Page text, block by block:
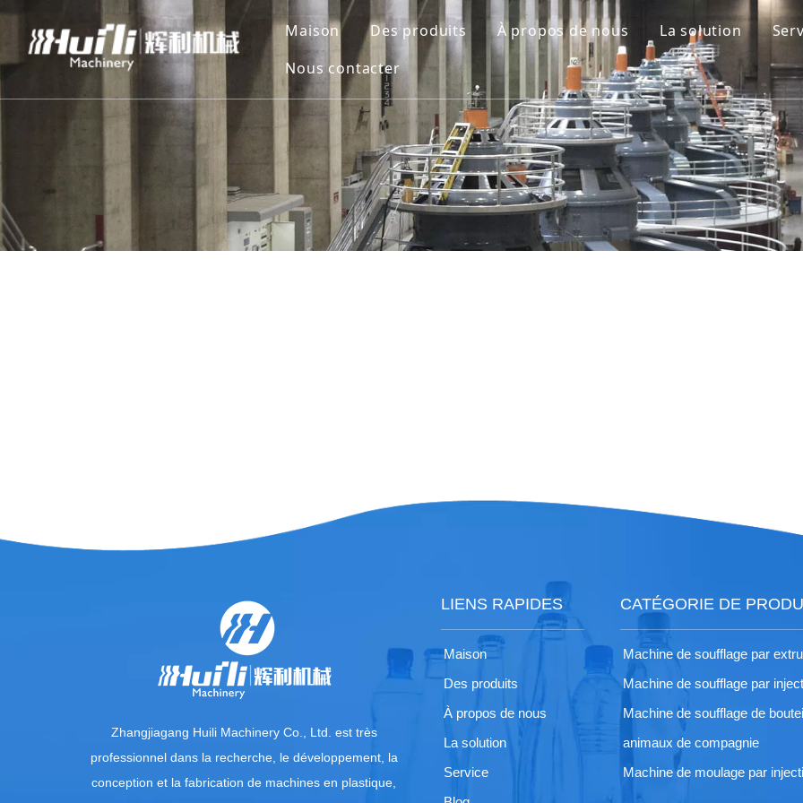
Maison Des produits
Machine de soufflage par extrusion
Machine de soufflage de bouteilles pour animaux de
Machine de moulage par injection
Machine de soufflage par injection
Machine de remplissage
À propos de nous La solution
Nous contacter
Zhangjiagang Huili Machinery Co., Ltd. est très
professionnel dans la recherche, le développement, la
conception et la fabrication de machines en plastique,
LIENS RAPIDES
Maison
Des produits
À propos de nous
La solution
Service
CATÉGORIE DE
Machine de soufflage par
Machine de soufflage par
Machine de soufflage de
animaux de compagnie
Machine de moulage par